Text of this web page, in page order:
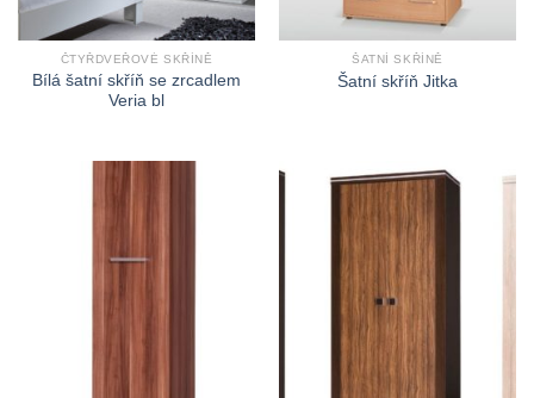
ČTYŘDVEŘOVÉ SKŘÍNĚ
Bílá šatní skříň se zrcadlem
Veria bl
ŠATNÍ SKŘÍNĚ
Šatní skříň Jitka